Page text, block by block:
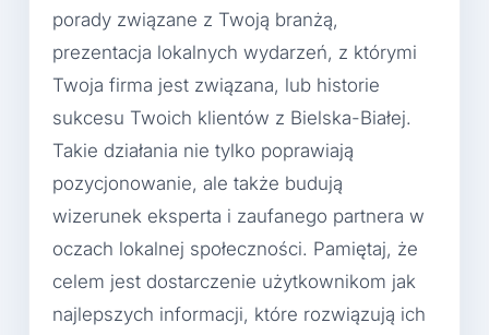
porady związane z Twoją branżą,
prezentacja lokalnych wydarzeń, z którymi
Twoja firma jest związana, lub historie
sukcesu Twoich klientów z Bielska-Białej.
Takie działania nie tylko poprawiają
pozycjonowanie, ale także budują
wizerunek eksperta i zaufanego partnera w
oczach lokalnej społeczności. Pamiętaj, że
celem jest dostarczenie użytkownikom jak
najlepszych informacji, które rozwiązują ich